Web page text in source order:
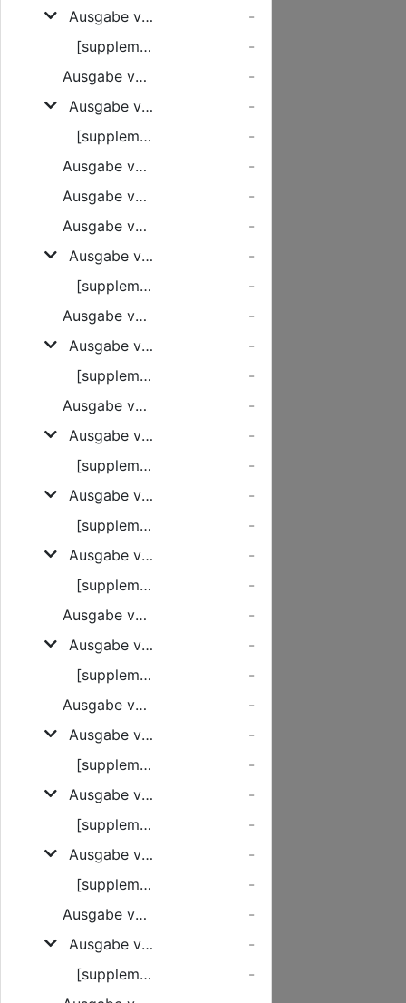
Ausgabe vom Montag, den 02. Januar 1928
-
[supplement]
-
Ausgabe vom Dienstag, den 03. Januar 1928
-
Ausgabe vom Mittwoch, den 04. Januar 1928
-
[supplement]
-
Ausgabe vom Donnerstag, den 05. Januar 1928
-
Ausgabe vom Freitag, den 06. Januar 1928
-
Ausgabe vom Samstag, den 07. Januar 1928
-
Ausgabe vom Montag, den 09. Januar 1928
-
[supplement]
-
Ausgabe vom Dienstag, den 10. Januar 1928
-
Ausgabe vom Mittwoch, den 11. Januar 1928
-
[supplement]
-
Ausgabe vom Donnerstag, den 12. Januar 1928
-
Ausgabe vom Freitag, den 13. Januar 1928
-
[supplement]
-
Ausgabe vom Samstag, den 14. Januar 1928
-
[supplement]
-
Ausgabe vom Montag, den 16. Januar 1928
-
[supplement]
-
Ausgabe vom Dienstag, den 17. Januar 1928
-
Ausgabe vom Mittwoch, den 18. Januar 1928
-
[supplement]
-
Ausgabe vom Donnerstag, den 19. Januar 1928
-
Ausgabe vom Freitag, den 20. Januar 1928
-
[supplement]
-
Ausgabe vom Samstag, den 21. Januar 1928
-
[supplement]
-
Ausgabe vom Montag, den 23. Januar 1928
-
[supplement]
-
Ausgabe vom Dienstag, den 24. Januar 1928
-
Ausgabe vom Mittwoch, den 25. Januar 1928
-
[supplement]
-